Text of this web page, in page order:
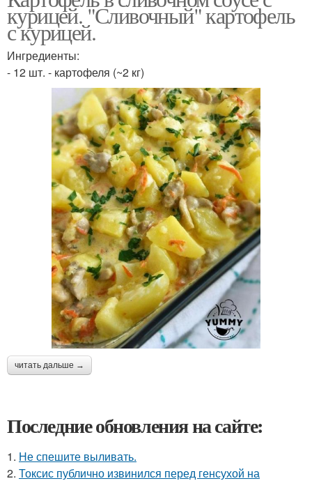
курицей. "Сливочный" картофель
с курицей.
Ингредиенты:
- 12 шт. - картофеля (~2 кг)
читать дальше →
Последние обновления на сайте:
1. Не спешите выливать.
2. Токсис публично извинился перед генсухой на